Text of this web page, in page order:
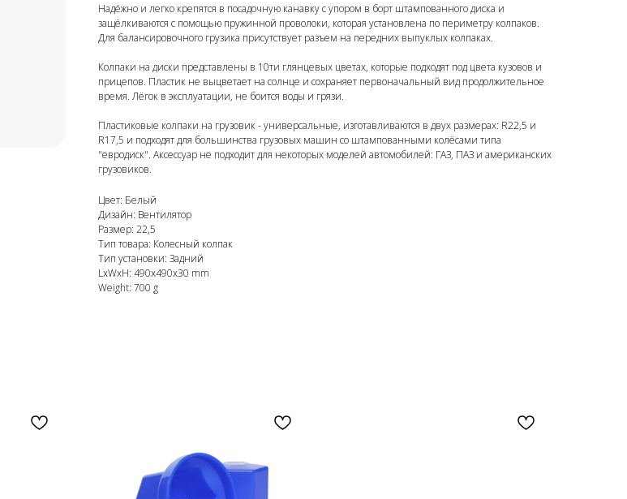
Новинки сезона 2025!
Надёжно и легко крепятся в посадочную канавку с упором в борт штампованного диска и
защёлкиваются с помощью пружинной проволоки, которая установлена по периметру колпаков.
Для балансировочного грузика присутствует разъем на передних выпуклых колпаках.
Колпаки на диски представлены в 10ти глянцевых цветах, которые подходят под цвета кузовов и
прицепов. Пластик не выцветает на солнце и сохраняет первоначальный вид продолжительное
время. Лёгок в эксплуатации, не боится воды и грязи.
Пластиковые колпаки на грузовик - универсальные, изготавливаются в двух размерах: R22,5 и
R17,5 и подходят для большинства грузовых машин со штампованными колёсами типа
"евродиск". Аксессуар не подходит для некоторых моделей автомобилей: ГАЗ, ПАЗ и американских
грузовиков.
Цвет: Белый
Дизайн: Вентилятор
Размер: 22,5
Тип товара: Колесный колпак
Тип установки: Задний
LxWxH: 490x490x30 mm
Weight: 700 g